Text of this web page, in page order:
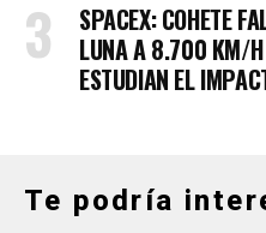
SPACEX: COHETE
LUNA A 8.700 KM/H
ESTUDIAN EL
Te podría